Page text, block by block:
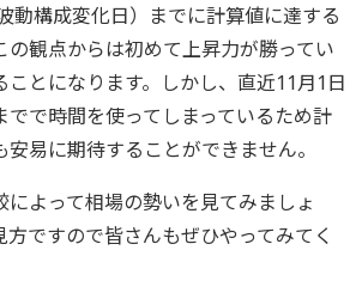
動構成変化日）までに計算値に達する
の観点からは初めて上昇力が勝ってい
ことになります。しかし、直近11月1日
でで時間を使ってしまっているため計
易に期待することができません。
よって相場の勢いを見てみましょ
方ですので皆さんもぜひやってみてく